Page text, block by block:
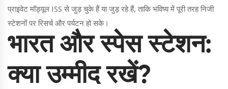
प्राइवेट मॉड्यूल ISS से जुड़ चुके हैं या जुड़ रहे हैं, ताकि भविष्य में पूरी तरह निजी
स्टेशनों पर रिसर्च और पर्यटन हो सके।
भारत और स्पेस स्टेशन:
क्या उम्मीद रखें?